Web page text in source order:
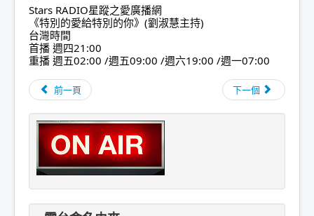
Stars RADIO星蹤之愛廣播網
《特別的愛給特別的你》(劉淑慧主持)
台灣時間
首播 週四21:00
重播 週五02:00 /週五09:00 /週六19:00 /週一07:00
前一頁 下一個